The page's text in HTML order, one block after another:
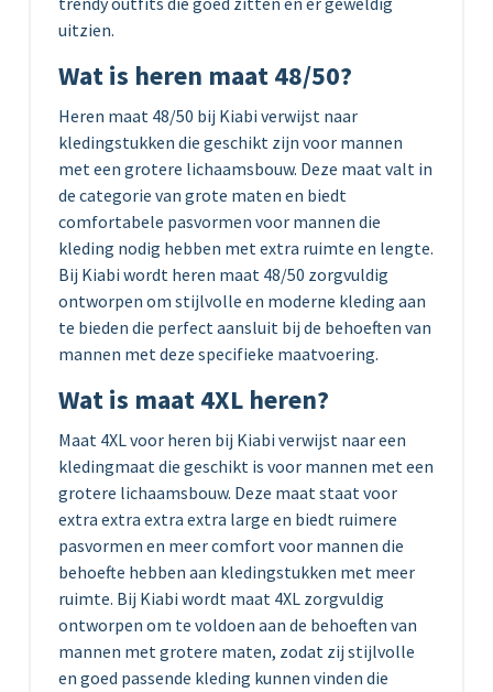
uitzien.
Wat is heren maat 48/50?
Heren maat 48/50 bij Kiabi verwijst naar
kledingstukken die geschikt zijn voor mannen
met een grotere lichaamsbouw. Deze maat valt in
de categorie van grote maten en biedt
comfortabele pasvormen voor mannen die
kleding nodig hebben met extra ruimte en lengte.
Bij Kiabi wordt heren maat 48/50 zorgvuldig
ontworpen om stijlvolle en moderne kleding aan
te bieden die perfect aansluit bij de behoeften van
mannen met deze specifieke maatvoering.
Wat is maat 4XL heren?
Maat 4XL voor heren bij Kiabi verwijst naar een
kledingmaat die geschikt is voor mannen met een
grotere lichaamsbouw. Deze maat staat voor
extra extra extra extra large en biedt ruimere
pasvormen en meer comfort voor mannen die
behoefte hebben aan kledingstukken met meer
ruimte. Bij Kiabi wordt maat 4XL zorgvuldig
ontworpen om te voldoen aan de behoeften van
mannen met grotere maten, zodat zij stijlvolle
en goed passende kleding kunnen vinden die